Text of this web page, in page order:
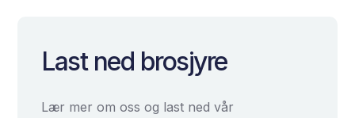
Last ned brosjyre
Lær mer om oss og last ned vår